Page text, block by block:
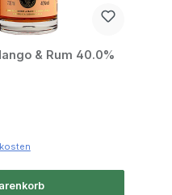
& Rum 40.0%